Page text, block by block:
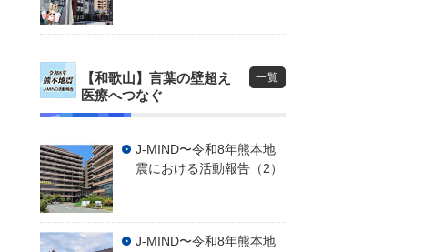
【和歌山】言葉の壁超え
医療へつなぐ
一覧
J-MIND〜令和8年熊本地
震における活動報告（2）
J-MIND〜令和8年熊本地